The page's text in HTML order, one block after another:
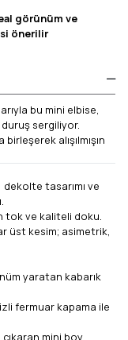
görünüm ve
önerilir
bu mini elbise,
sergiliyor.
alışılmışın
tasarımı ve
tok ve kaliteli doku.
üst kesim; asimetrik,
yaratan kabarık
fermuar kapama ile
mini boy